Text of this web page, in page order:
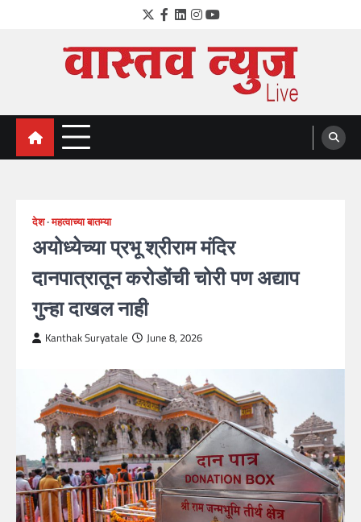
Twitter
Facebook
LinkedIn
Instagram
YouTube
VastavNEWSLive.com
a leading NEWS portal of Maharahstra
देश महत्वाच्या बातम्या
अयोध्येच्या प्रभू श्रीराम मंदिर
दानपात्रातून करोडोंची चोरी पण अद्याप
गुन्हा दाखल नाही
Kanthak Suryatale June 8, 2026